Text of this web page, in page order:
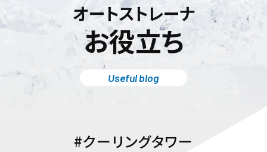
オートストレーナ
お役立ち
Useful blog
クーリングタワー